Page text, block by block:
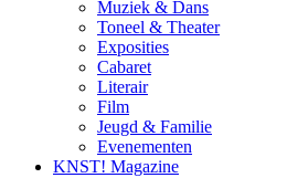
Muziek & Dans
Toneel & Theater
Exposities
Cabaret
Literair
Film
Jeugd & Familie
Evenementen
KNST! Magazine